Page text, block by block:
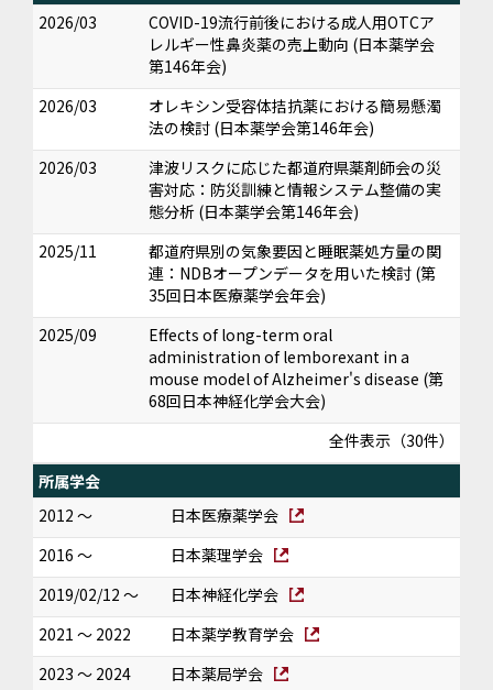
2026/03
COVID-19流行前後における成人用OTCア
レルギー性鼻炎薬の売上動向 (日本薬学会
第146年会)
2026/03
オレキシン受容体拮抗薬における簡易懸濁
法の検討 (日本薬学会第146年会)
2026/03
津波リスクに応じた都道府県薬剤師会の災
害対応：防災訓練と情報システム整備の実
態分析 (日本薬学会第146年会)
2025/11
都道府県別の気象要因と睡眠薬処方量の関
連：NDBオープンデータを用いた検討 (第
35回日本医療薬学会年会)
2025/09
Effects of long-term oral
administration of lemborexant in a
mouse model of Alzheimer's disease (第
68回日本神経化学会大会)
全件表示（30件）
所属学会
2012 ～
日本医療薬学会
2016 ～
日本薬理学会
2019/02/12 ～
日本神経化学会
2021 ～ 2022
日本薬学教育学会
2023 ～ 2024
日本薬局学会